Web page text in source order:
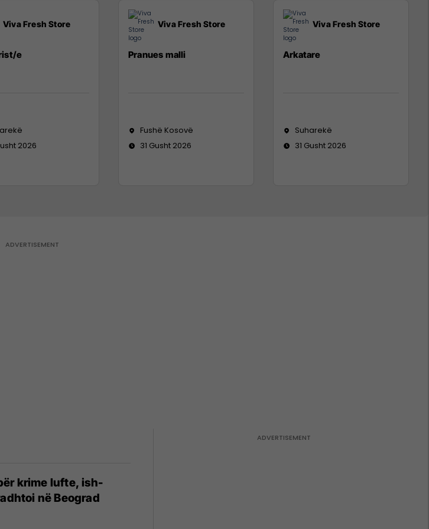
Viva Fresh Store
e
2026
Viva Fresh Store
Pranues malli
Fushë Kosovë
31 Gusht 2026
Viva Fresh Store
Arkatare
Suharekë
31 Gusht 2026
krime lufte, ish-
në Beograd